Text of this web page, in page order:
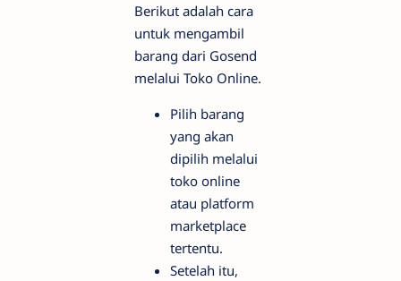
Berikut adalah cara
untuk mengambil
barang dari Gosend
melalui Toko Online.
Pilih barang
yang akan
dipilih melalui
toko online
atau platform
marketplace
tertentu.
Setelah itu,